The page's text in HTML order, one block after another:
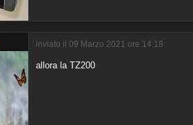
inviato il 09 Marzo 2021 ore 14:18
allora la TZ200